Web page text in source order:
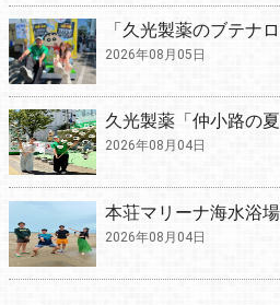
「久光製薬のブテナ
2026年08月05日
久光製薬「仲小路の
2026年08月04日
本荘マリーナ海水浴場
2026年08月04日